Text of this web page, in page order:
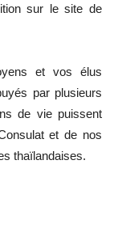
sur le site de
et vos élus
par plusieurs
de vie puissent
et de nos
thaïlandaises.